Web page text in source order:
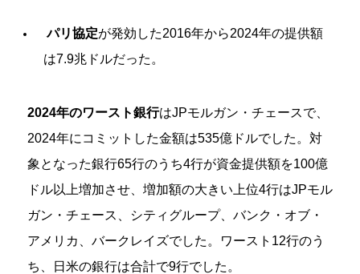
パリ協定が発効した2016年から2024年の提供額
は7.9兆ドルだった。
2024年のワースト銀行はJPモルガン・チェースで、
2024年にコミットした金額は535億ドルでした。対
象となった銀行65行のうち4行が資金提供額を100億
ドル以上増加させ、増加額の大きい上位4行はJPモル
ガン・チェース、シティグループ、バンク・オブ・
アメリカ、バークレイズでした。
ワースト12行のう
ち、日米の銀行は合計で9行でした。